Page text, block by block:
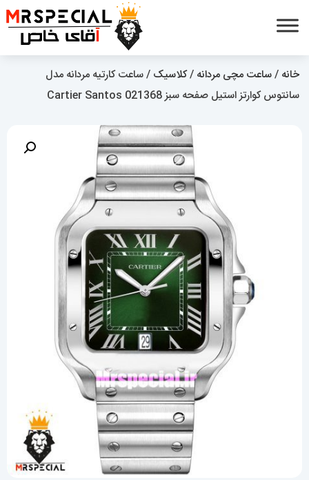
خانه /ساعت مچی مردانه /کلاسیک / ساعت کارتیه مردانه مدل
سانتوس کوارتز استیل صفحه سبز 021368 Cartier Santos